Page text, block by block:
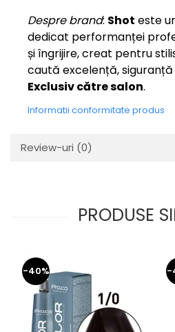
Despre brand: Shot este
dedicat performanței
și îngrijire, creat pentru
caută excelență,
Exclusiv către salon.
Informatii conformitate produs
Review-uri (0)
PRODUSE
-40% -